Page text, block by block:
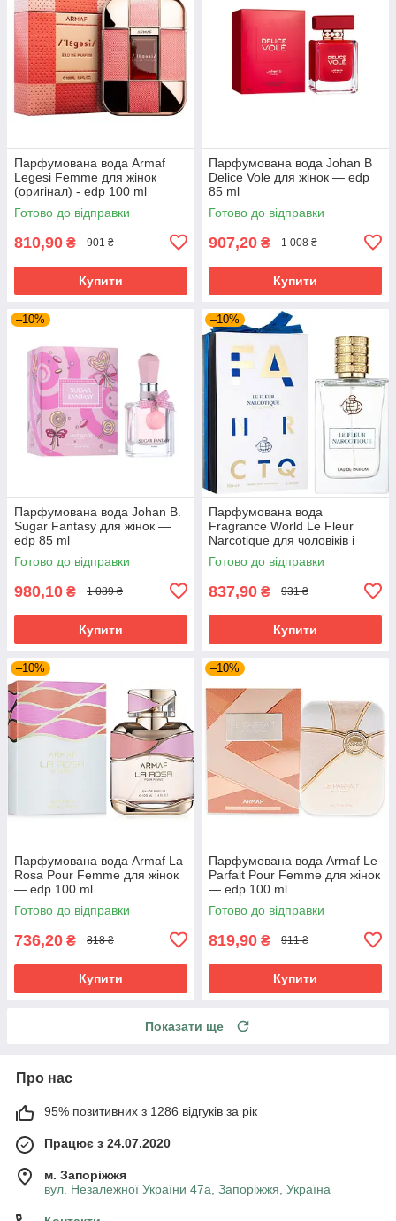
Парфумована вода Armaf
Legesi Femme для жінок
(оригінал) - edp 100 ml
Готово до відправки
810,90 ₴ 901 ₴
Купити
Парфумована вода Johan B
Delice Vole для жінок — edp
85 ml
Готово до відправки
907,20 ₴ 1 008 ₴
Купити
–10%
Парфумована вода Johan B.
Sugar Fantasy для жінок —
edp 85 ml
Готово до відправки
980,10 ₴ 1 089 ₴
Купити
–10%
Парфумована вода
Fragrance World Le Fleur
Narcotique для чоловіків і
жінок edp 100 ml
Готово до відправки
837,90 ₴ 931 ₴
Купити
–10%
Парфумована вода Armaf La
Rosa Pour Femme для жінок
— edp 100 ml
Готово до відправки
736,20 ₴ 818 ₴
Купити
–10%
Парфумована вода Armaf Le
Parfait Pour Femme для жінок
— edp 100 ml
Готово до відправки
819,90 ₴ 911 ₴
Купити
Показати ще
Про нас
95% позитивних з 1286 відгуків за рік
Працює з 24.07.2020
м. Запоріжжя
вул. Незалежної України 47а, Запоріжжя, Україна